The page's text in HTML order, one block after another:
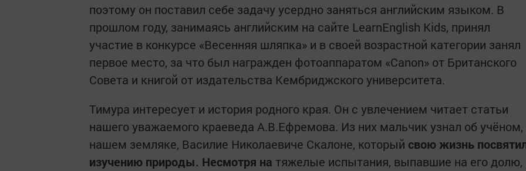
поэтому он поставил себе задачу усердно заняться английским языком. В
прошлом году, занимаясь английским на сайте LearnEnglish Kids, принял
участие в конкурсе «Весенняя шляпка» и в своей возрастной категории занял
первое место, за что был награжден фотоаппаратом «Саnon» от Британского
Совета и книгой от издательства Кембриджского университета.
Тимура интересует и история родного края. Он с увлечением читает статьи
нашего уважаемого краеведа А.В.Ефремова. Из них мальчик узнал об учёном,
нашем земляке, Василие Николаевиче Скалоне, который свою жизнь
изучению природы. Несмотря на тяжелые испытания, выпавшие на его долю,